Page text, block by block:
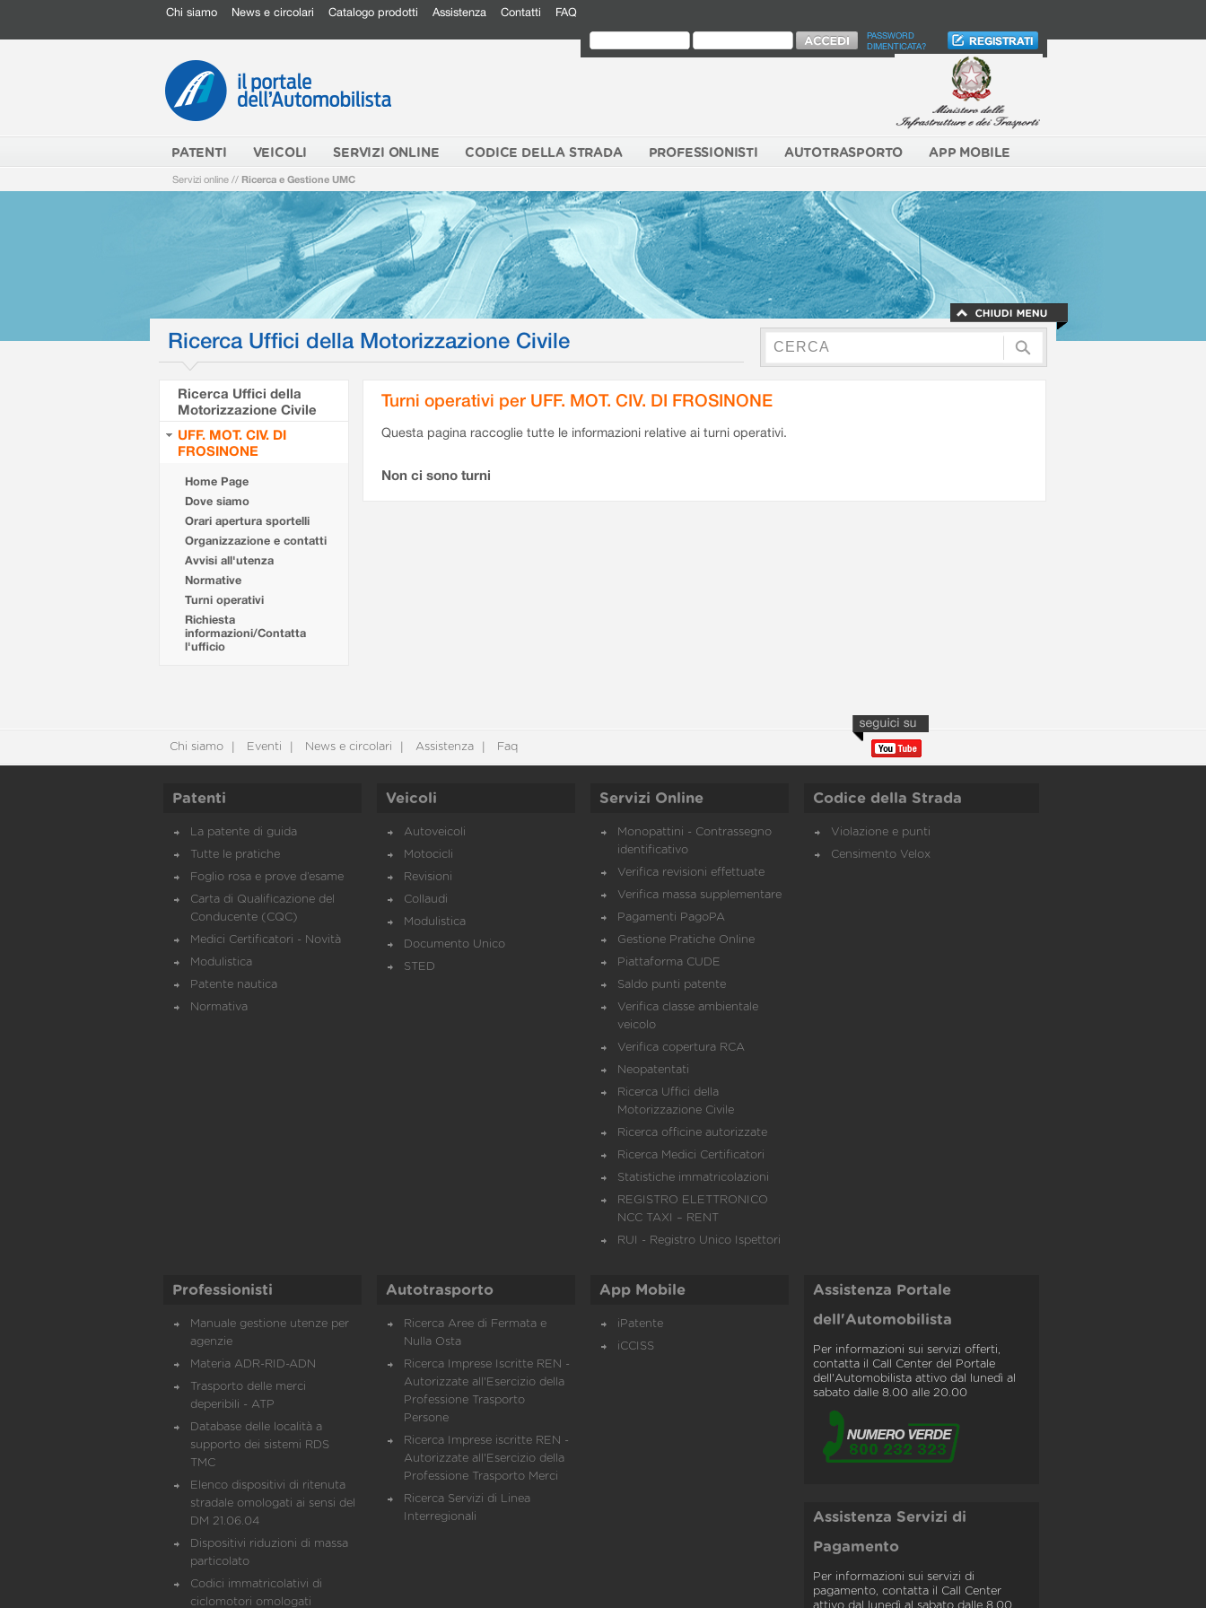
Chi siamo News e circolari Catalogo prodotti Assistenza Contatti FAQ
PASSWORD
DIMENTICATA?
PATENTI VEICOLI SERVIZI ONLINE CODICE DELLA STRADA PROFESSIONISTI AUTOTRASPORTO APP MOBILE
Servizi online // Ricerca e Gestione UMC
Ricerca Uffici della Motorizzazione Civile
Ricerca Uffici della
Motorizzazione Civile
UFF. MOT. CIV. DI
FROSINONE
Home Page
Dove siamo
Orari apertura sportelli
Organizzazione e contatti
Avvisi all'utenza
Normative
Turni operativi
Richiesta
informazioni/Contatta
l'ufficio
Turni operativi per UFF. MOT. CIV. DI FROSINONE
Questa pagina raccoglie tutte le informazioni relative ai turni operativi.
Non ci sono turni
Chi siamo Eventi News e circolari Assistenza Faq
Patenti
La patente di guida
Tutte le pratiche
Foglio rosa e prove d’esame
Carta di Qualificazione del
Conducente (CQC)
Medici Certificatori - Novità
Modulistica
Patente nautica
Normativa
Veicoli
Autoveicoli
Motocicli
Revisioni
Collaudi
Modulistica
Documento Unico
STED
Servizi Online
Monopattini - Contrassegno
identificativo
Verifica revisioni effettuate
Verifica massa supplementare
Pagamenti PagoPA
Gestione Pratiche Online
Piattaforma CUDE
Saldo punti patente
Verifica classe ambientale
veicolo
Verifica copertura RCA
Neopatentati
Ricerca Uffici della
Motorizzazione Civile
Ricerca officine autorizzate
Ricerca Medici Certificatori
Statistiche immatricolazioni
REGISTRO ELETTRONICO
NCC TAXI – RENT
RUI - Registro Unico Ispettori
Codice della Strada
Violazione e punti
Censimento Velox
Professionisti
Manuale gestione utenze per
agenzie
Materia ADR-RID-ADN
Trasporto delle merci
deperibili - ATP
Database delle località a
supporto dei sistemi RDS
TMC
Elenco dispositivi di ritenuta
stradale omologati ai sensi del
DM 21.06.04
Dispositivi riduzioni di massa
particolato
Codici immatricolativi di
ciclomotori omologati
Autotrasporto
Ricerca Aree di Fermata e
Nulla Osta
Ricerca Imprese Iscritte REN -
Autorizzate all'Esercizio della
Professione Trasporto
Persone
Ricerca Imprese iscritte REN -
Autorizzate all'Esercizio della
Professione Trasporto Merci
Ricerca Servizi di Linea
Interregionali
App Mobile
iPatente
iCCISS
Assistenza Portale
dell'Automobilista
Per informazioni sui servizi offerti,
contatta il Call Center del Portale
dell'Automobilista attivo dal lunedì al
sabato dalle 8.00 alle 20.00
Assistenza Servizi di
Pagamento
Per informazioni sui servizi di
pagamento, contatta il Call Center